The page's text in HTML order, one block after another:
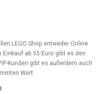
LEGO Shop entweder Online
ab 55 Euro gibt es den
Kunden gibt es außerdem auch
Wert.